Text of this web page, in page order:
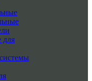
для